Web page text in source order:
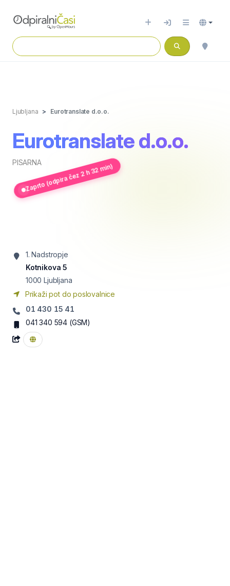
Ljubljana Eurotranslate d.o.o.
Eurotranslate d.o.o.
PISARNA
Zaprto (odpira čez 2 h 32 min)
1. Nadstropje
Kotnikova 5
1000 Ljubljana
Prikaži pot do poslovalnice
01 430 15 41
041 340 594 (GSM)